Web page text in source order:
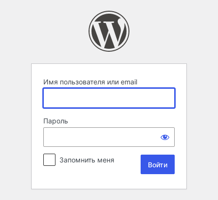
Имя пользователя или email
Пароль
Запомнить меня